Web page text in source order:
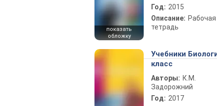
показать
обложку
Год: 2015
Описание: Рабочая
тетрадь
Учебники
класс
Авторы: К.М.
Задорожний
Год: 2017